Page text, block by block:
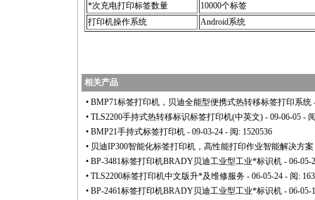
*次充电打印标签数量
10000个标签
打印机操作系统
Android系统
相关产品
• BMP71标签打印机，贝迪全能型便携式热转移标签打印系统
• TLS2200手持式热转移标识标签打印机(中英文) - 09-06-05 -
• BMP21手持式标签打印机 - 09-03-24 - 阅: 1520536
• 贝迪IP300智能化标签打印机，高性能打印作业智能解决方案
• BP-3481标签打印机BRADY贝迪工业型工业*标识机 - 06-05-
• TLS2200标签打印机中文版升*及维修服务 - 06-05-24 - 阅:
• BP-2461标签打印机BRADY贝迪工业型工业*标识机 - 06-05-